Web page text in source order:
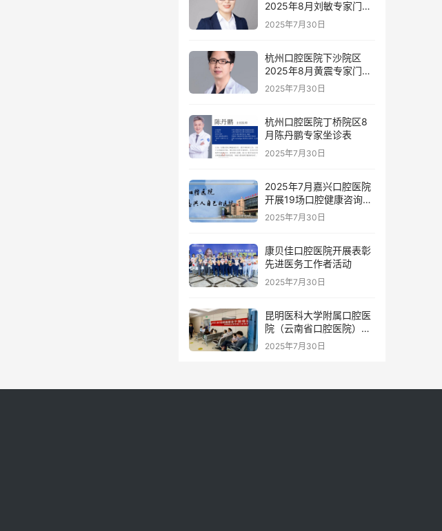
2025年8月刘敏专家门诊
安排
2025年7月30日
杭州口腔医院下沙院区
2025年8月黄震专家门诊
安排
2025年7月30日
杭州口腔医院丁桥院区8
月陈丹鹏专家坐诊表
2025年7月30日
2025年7月嘉兴口腔医院
开展19场口腔健康咨询活
动
2025年7月30日
康贝佳口腔医院开展表彰
先进医务工作者活动
2025年7月30日
昆明医科大学附属口腔医
院（云南省口腔医院）推
进2025年全国儿童口腔疾
2025年7月30日